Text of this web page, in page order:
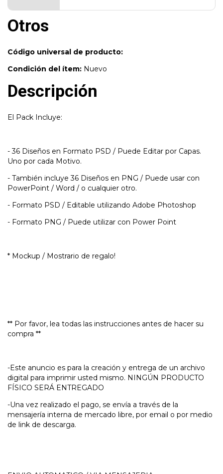
Otros
Código universal de producto:
Condición del ítem: Nuevo
Descripción
El Pack Incluye:
- 36 Diseños en Formato PSD / Puede Editar por Capas.
Uno por cada Motivo.
- También incluye 36 Diseños en PNG / Puede usar con
PowerPoint / Word / o cualquier otro.
- Formato PSD / Editable utilizando Adobe Photoshop
- Formato PNG / Puede utilizar con Power Point
* Mockup / Mostrario de regalo!
** Por favor, lea todas las instrucciones antes de hacer su
compra **
-Este anuncio es para la creación y entrega de un archivo
digital para imprimir usted mismo. NINGÚN PRODUCTO
FÍSICO SERÁ ENTREGADO
-Una vez realizado el pago, se envía a través de la
mensajería interna de mercado libre, por email o por medio
de link de descarga.